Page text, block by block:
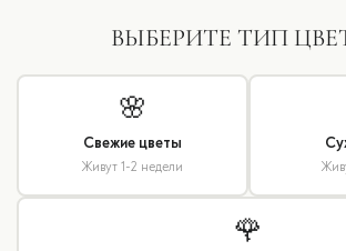
ВЫБЕРИТЕ ТИП
🌸
Свежие цветы
Живут 1-2 недели
🌹